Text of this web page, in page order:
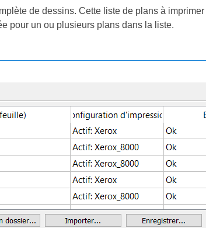
de dessins. Cette liste de plans à
pour un ou plusieurs plans dans la liste.